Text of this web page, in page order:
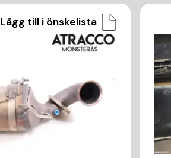
Lägg till i önskelista